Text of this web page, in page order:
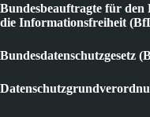
Bundesbeauftragte für den
die Informationsfreiheit
Bundesdatenschutzgesetz